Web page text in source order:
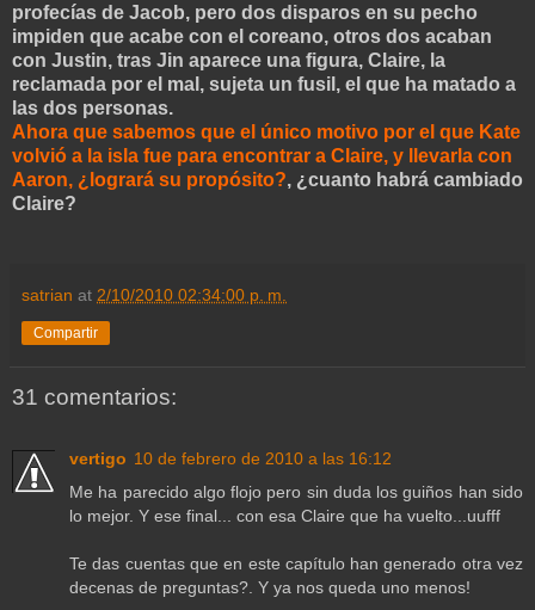
profecías de Jacob, pero dos disparos en su pecho
impiden que acabe con el coreano, otros dos acaban
con Justin, tras Jin aparece una figura, Claire, la
reclamada por el mal, sujeta un fusil, el que ha matado a
las dos personas.
Ahora que sabemos que el único motivo por el que Kate
volvió a la isla fue para encontrar a Claire, y llevarla con
Aaron, ¿logrará su propósito?, ¿cuanto habrá cambiado
Claire?
satrian at 2/10/2010 02:34:00 p. m.
Compartir
31 comentarios:
vertigo 10 de febrero de 2010 a las 16:12
Me ha parecido algo flojo pero sin duda los guiños han sido
lo mejor. Y ese final... con esa Claire que ha vuelto...uufff
Te das cuentas que en este capítulo han generado otra vez
decenas de preguntas?. Y ya nos queda uno menos!